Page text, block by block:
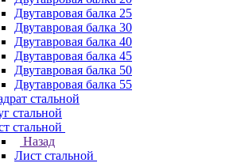
Двутавровая балка 25
Двутавровая балка 30
Двутавровая балка 40
Двутавровая балка 45
Двутавровая балка 50
Двутавровая балка 55
стальной
стальной
стальной
Назад
Лист стальной